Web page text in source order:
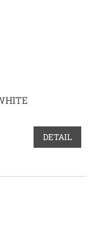
DETAIL